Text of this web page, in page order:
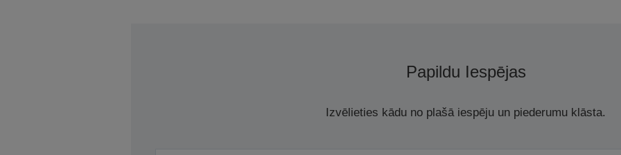
Papildu Iespējas
Izvēlieties kādu no plašā iespēju un piederumu klāsta.